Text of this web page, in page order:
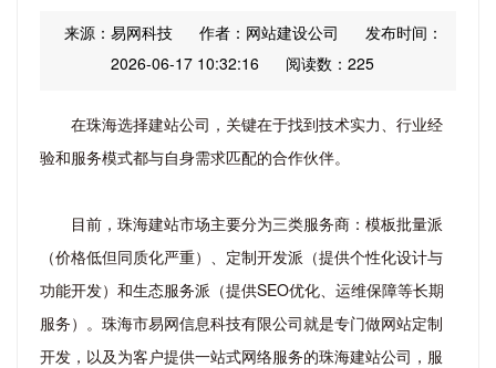
来源：易网科技 作者：网站建设公司
发布时间：
2026-06-17 10:32:16
阅读数：225
在珠海选择建站公司，关键在于找到技术实力、行业经
验和服务模式都与自身需求匹配的合作伙伴。
目前，珠海建站市场主要分为三类服务商：模板批量派
（价格低但同质化严重）、定制开发派（提供个性化设计与
功能开发）和生态服务派（提供SEO优化、运维保障等长期
服务）。珠海市易网信息科技有限公司就是专门做网站定制
开发，以及为客户提供一站式网络服务的珠海建站公司，服